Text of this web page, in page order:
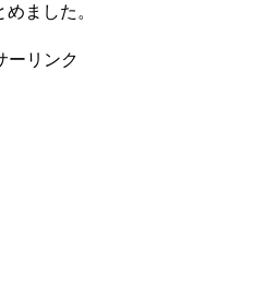
ました。
ーリンク